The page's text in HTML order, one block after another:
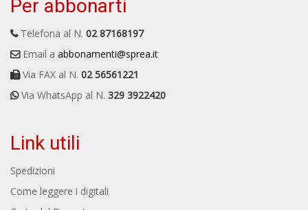
Per abbonarti
Telefona al N. 02 87168197
Email a abbonamenti@sprea.it
Via FAX al N. 02 56561221
Via WhatsApp al N. 329 3922420
Link utili
Spedizioni
Come leggere i digitali